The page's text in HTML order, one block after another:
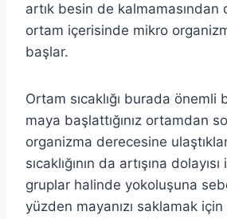
artık besin de kalmamasından
ortam içerisinde mikro
başlar.
Ortam sıcaklığı burada önemli
maya başlattığınız ortamdan
organizma derecesine
sıcaklığının da artışına
gruplar halinde yokoluşuna
yüzden mayanızı saklamak